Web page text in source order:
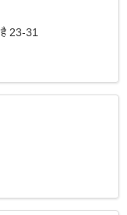
है 23-31